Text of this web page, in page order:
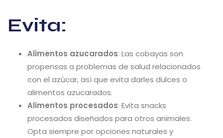
Evita:
Alimentos azucarados: Las cobayas son
propensas a problemas de salud relacionados
con el azúcar, así que evita darles dulces o
alimentos azucarados.
Alimentos procesados: Evita snacks
procesados diseñados para otros animales.
Opta siempre por opciones naturales y